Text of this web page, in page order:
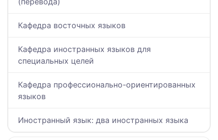
Кафедра восточных языков
Кафедра иностранных языков для
специальных целей
Кафедра профессионально-ориентированных
языков
Иностранный язык: два иностранных языка